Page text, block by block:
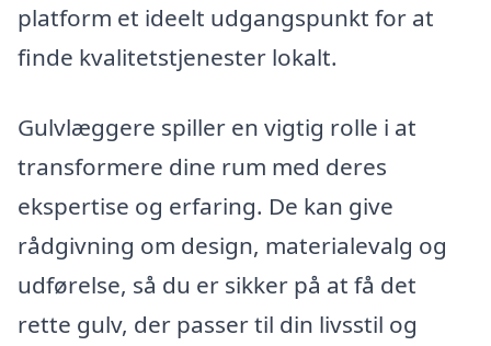
platform et ideelt udgangspunkt for at
finde kvalitetstjenester lokalt.
Gulvlæggere spiller en vigtig rolle i at
transformere dine rum med deres
ekspertise og erfaring. De kan give
rådgivning om design, materialevalg og
udførelse, så du er sikker på at få det
rette gulv, der passer til din livsstil og